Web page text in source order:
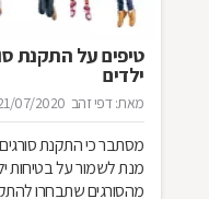
טיפים על התקנת
ילדים
מאת: דפי זהב 07/2020
מסתבר כי התקנת
מהסורגים שתבחרו